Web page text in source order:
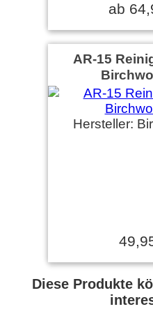
ab
AR-15
Hersteller:
Diese Produkte